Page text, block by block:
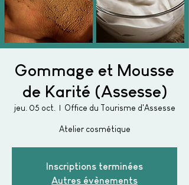
Gommage et Mousse
de Karité (Assesse)
jeu. 05 oct.
  |
Office du Tourisme d'Assesse
Atelier cosmétique
Inscriptions terminées
Autres évènements